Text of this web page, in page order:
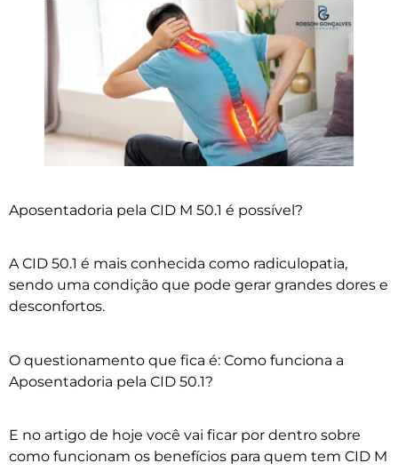
Aposentadoria pela CID M 50.1 é possível?
A CID 50.1 é mais conhecida como radiculopatia,
sendo uma condição que pode gerar grandes dores e
desconfortos.
O questionamento que fica é: Como funciona a
Aposentadoria pela CID 50.1?
E no artigo de hoje você vai ficar por dentro sobre
como funcionam os benefícios para quem tem CID M